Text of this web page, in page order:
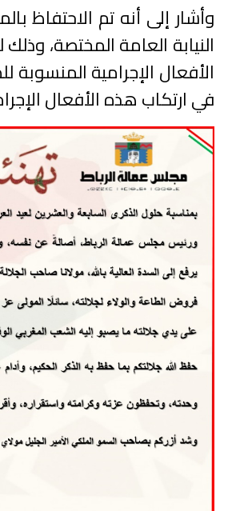
وأشار إلى أنه تم الاحتفاظ
النيابة العامة المختصة،
الأفعال الإجرامية
في ارتكاب هذه الأفعال